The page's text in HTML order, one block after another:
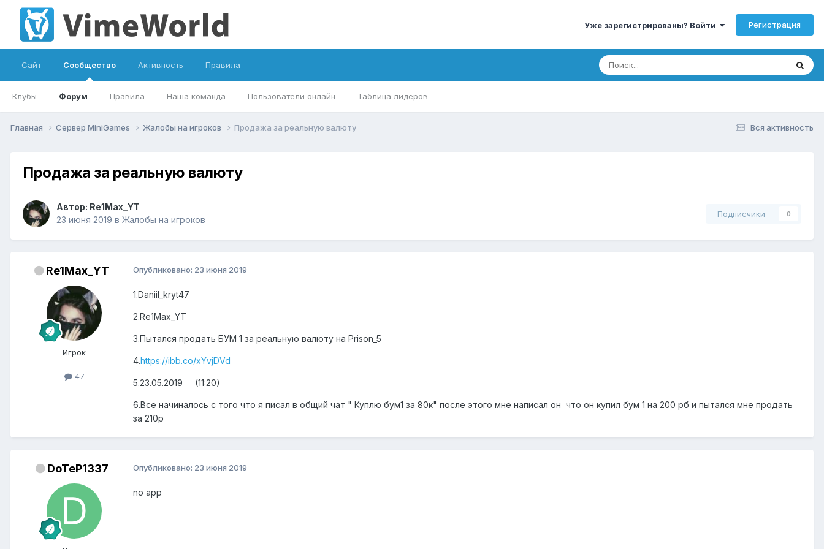
Уже зарегистрированы? Войти Регистрация
Сайт Сообщество
Клубы Форум Правила Наша команда Пользователи онлайн Таблица лидеров
Активность Правила
Вся активность
Главная Сервер MiniGames Жалобы на игроков Продажа за реальную валюту
Продажа за реальную валюту
Автор: Re1Max_YT
23 июня 2019 в Жалобы на игроков
Подписчики 0
Re1Max_YT
Игрок
47
Опубликовано: 23 июня 2019
1.Daniil_kryt47
2.Re1Max_YT
3.Пытался продать БУМ 1 за реальную валюту на Prison_5
4.https://ibb.co/xYvjDVd
5.23.05.2019 (11:20)
6.Все начиналось с того что я писал в общий чат " Куплю бум1 за 80к" после этого мне написал он что он купил бум 1 на 200 рб и пытался мне продать
за 210р
DoTeP1337 Опубликовано: 23 июня 2019
no app